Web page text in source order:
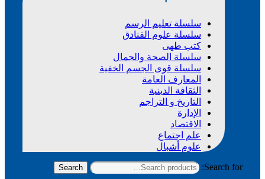
سلسلة تعليم الرسم
سلسلة علوم الفنادق
كتب طهى
سلسلة الصحة والجمال
سلسلة قوى الجسم الخفية
المعارف العامة
الثقافة الدينية
التاريخ و التراجم
الإدارة
الاقتصاد
علم اجتماع
علوم أشبال
Search for:
Search